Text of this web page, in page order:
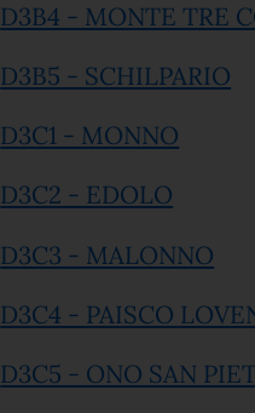
D3B4 - MONTE TRE
D3B5 - SCHILPARIO
D3C1 - MONNO
D3C2 - EDOLO
D3C3 - MALONNO
D3C4 - PAISCO
D3C5 - ONO SAN